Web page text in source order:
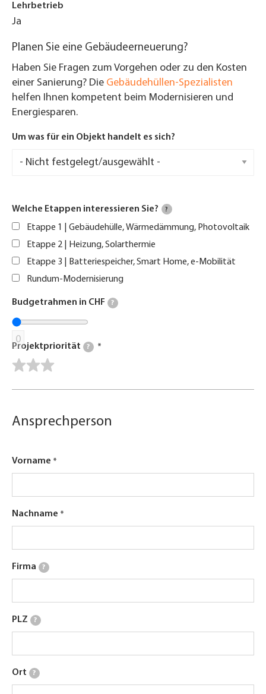
Lehrbetrieb
Ja
Planen Sie eine Gebäudeerneuerung?
Haben Sie Fragen zum Vorgehen oder zu den Kosten
einer Sanierung? Die Gebäudehüllen-Spezialisten
helfen Ihnen kompetent beim Modernisieren und
Energiesparen.
Um was für ein Objekt handelt es sich?
Welche Etappen interessieren Sie? ?
Etappe 1 | Gebäudehülle, Wärmedämmung, Photovoltaik
Etappe 2 | Heizung, Solarthermie
Etappe 3 | Batteriespeicher, Smart Home, e-Mobilität
Rundum-Modernisierung
Budgetrahmen in CHF ?
0
Projektpriorität ?
Ansprechperson
Vorname
Nachname
Firma ?
PLZ ?
Ort ?